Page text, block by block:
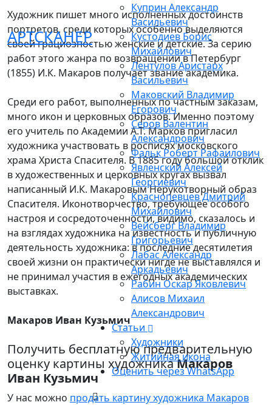
АРТСКАНЕР
Куприн Александр
Васильевич
Кустодиев Борис
Михайлович
Лентулов Аристарх
Васильевич
Маковский Владимир
Егорович
Серов Валентин
Александрович
Фальк Роберт Рафаилович
Явленский Алексей
Георгиевич
Краснопевцев Дмитрий
Михайлович
Вейсберг Владимир
Григорьевич
Лабас Александр
Аркадьевич
Рабин Оскар Яковлевич
Алисов Михаил
Александрович
Статьи
Художники
Житийная икона
Оценить через WhatsApp
Художник пишет много исполненных достоинств
портретов, среди которых особенно выделяются
своей грациозностью женские и детские. За серию
работ этого жанра по возвращении в Петербург
(1855) И.К. Макаров получает звание академика.
Среди его работ, выполненных по частным заказам,
много икон и церковных образов. Именно поэтому
его учитель по Академии А.Т. Марков пригласил
художника участвовать в росписях московского
храма Христа Спасителя. В 1885 году большой отклик
в художественных и церковных кругах вызвал
написанный И.К. Макаровым Нерукотворный образ
Спасителя. Иконотворчество, требующее особого
настроя и сосредоточенности, видимо, сказалось и
на взглядах художника на известность и публичную
деятельность художника: в последние десятилетия
своей жизни он практически нигде не выставлялся и
не принимал участия в ежегодных академических
выставках.
Макаров Иван Кузьмич
Получить бесплатную предварительную
оценку картины художникаМакаров
Иван Кузьмич
У нас можно продать картину художника Макаров